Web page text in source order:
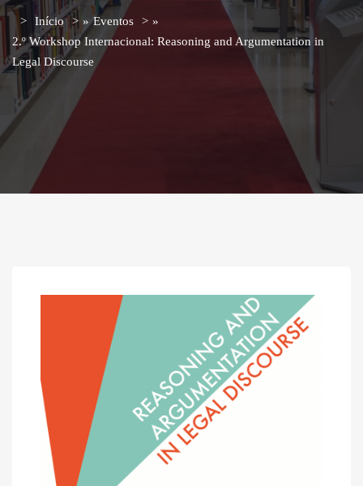
Início » Eventos
»
2.º Workshop Internacional: Reasoning and Argumentation in
Legal Discourse